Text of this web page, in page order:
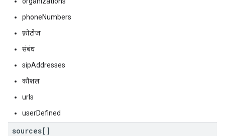
phoneNumbers
फ़ोटोज
संबंध
sipAddresses
कौशल
urls
userDefined
sources[]